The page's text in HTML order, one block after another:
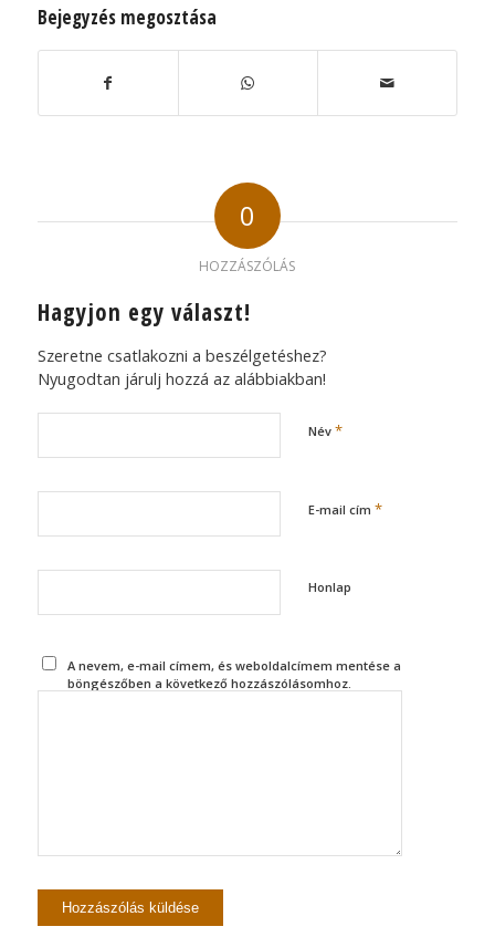
Bejegyzés megosztása
0
HOZZÁSZÓLÁS
Hagyjon egy választ!
Szeretne csatlakozni a beszélgetéshez?
Nyugodtan járulj hozzá az alábbiakban!
Név *
E-mail cím *
Honlap
A nevem, e-mail címem, és weboldalcímem mentése a
böngészőben a következő hozzászólásomhoz.